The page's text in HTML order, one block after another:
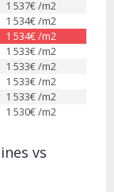
1 537€ /m2
1 534€ /m2
1 534€ /m2
1 533€ /m2
1 533€ /m2
1 533€ /m2
1 533€ /m2
1 530€ /m2
vs